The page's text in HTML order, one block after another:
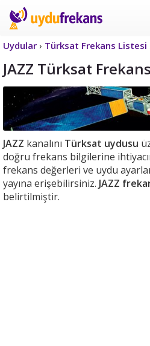
Uydular › Türksat Frekans Listesi
JAZZ Türksat
JAZZ kanalını Türksat uydusu
doğru frekans bilgilerine
frekans değerleri ve uydu
yayına erişebilirsiniz. JAZZ
belirtilmiştir.